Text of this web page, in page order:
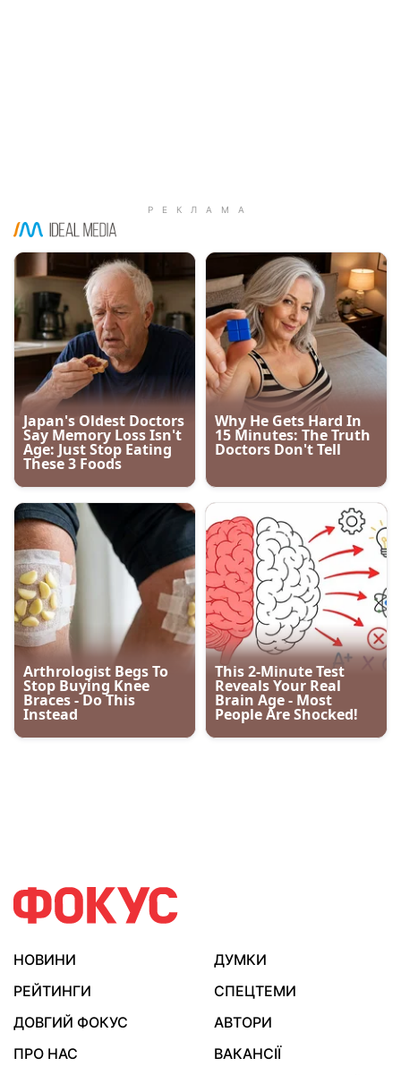
НОВИНИ
ДУМКИ
РЕЙТИНГИ
СПЕЦТЕМИ
ДОВГИЙ ФОКУС
АВТОРИ
ПРО НАС
ВАКАНСІЇ